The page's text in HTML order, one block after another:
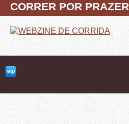
CORRER POR PRAZER